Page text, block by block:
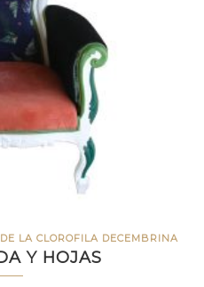
LA CLOROFILA DECEMBRINA
Y HOJAS